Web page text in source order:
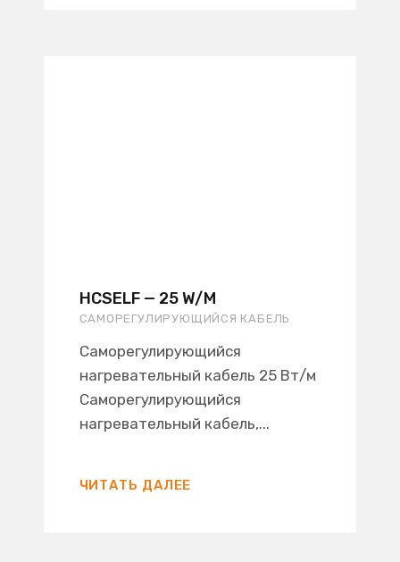
HCSELF — 25 W/M
САМОРЕГУЛИРУЮЩИЙСЯ КАБЕЛЬ
Саморегулирующийся
нагревательный кабель 25 Вт/м
Саморегулирующийся
нагревательный кабель,...
ЧИТАТЬ ДАЛЕЕ